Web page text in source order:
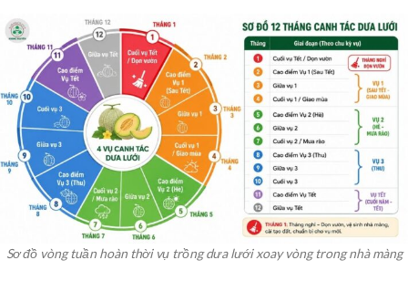
Sơ đồ vòng tuần hoàn thời vụ trồng dưa lưới xoay vòng trong nhà màng